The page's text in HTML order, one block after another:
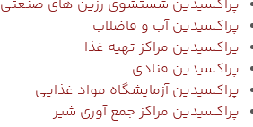
پراکسیدین شستشوی رزین های صنعتی
پراکسیدین آب و فاضلاب
پراکسیدین مراکز تهیه غذا
پراکسیدین قنادی
پراکسیدین آزمایشگاه مواد غذایی
پراکسیدین مراکز جمع آوری شیر